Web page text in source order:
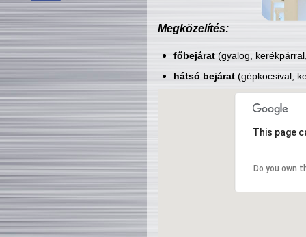
Megközelítés:
főbejárat(gyalog,
hátsó bejárat(gépkocsival,
This page
Do you own